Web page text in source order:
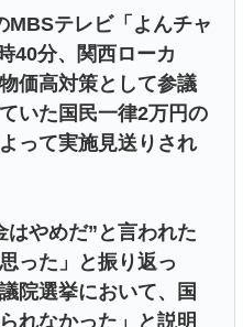
MBSテレビ「よんチャ
40分、関西ローカ
価高対策として参議
いた国民一律2万円の
って実施見送りされ
はやめだ”と言われた
った」と振り返っ
院選挙において、国
れなかった」と説明